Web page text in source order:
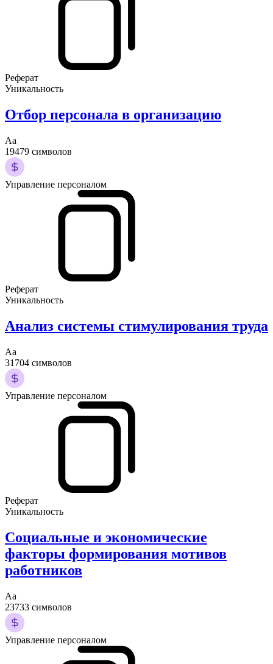
Реферат
Уникальность
Отбор персонала в организацию
Аа
19479 символов
Управление персоналом
Реферат
Уникальность
Анализ системы стимулирования труда
Аа
31704 символов
Управление персоналом
Реферат
Уникальность
Социальные и экономические
факторы формирования мотивов
работников
Аа
23733 символов
Управление персоналом